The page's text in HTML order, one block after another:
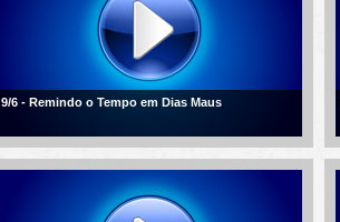
9/6 - Remindo o Tempo em Dias Maus